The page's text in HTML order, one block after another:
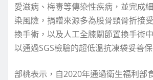
愛滋病、梅毒等傳染性疾病，並完成
染風險，捐贈來源多為股骨頸骨折接
換手術，以及人工全膝關節置換手術
以通過SGS檢驗的超低溫抗凍袋妥善保
部桃表示，自2020年通過衛生福利部